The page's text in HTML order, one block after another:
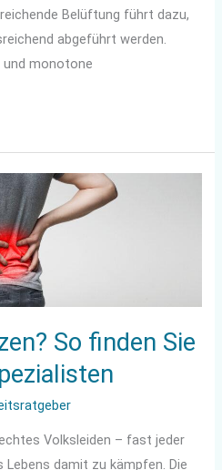
Belüftung führt dazu,
abgeführt werden.
und monotone
So finden Sie
Volksleiden – fast jeder
damit zu kämpfen. Die